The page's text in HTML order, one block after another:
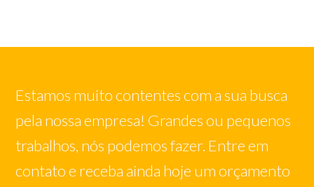
Estamos muito contentes com a sua busca
pela nossa empresa! Grandes ou pequenos
trabalhos, nós podemos fazer. Entre em
contato e receba ainda hoje um orçamento